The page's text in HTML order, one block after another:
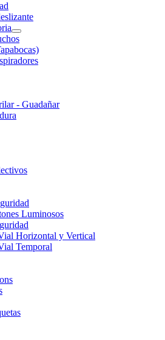
- Guadañar
Luminosos
Horizontal y Vertical
Temporal